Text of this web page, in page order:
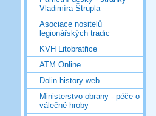
Vladimíra Štrupla
Asociace nositelů
legionářských tradic
KVH Litobratřice
ATM Online
Dolin history web
Ministerstvo obrany - péče o
válečné hroby